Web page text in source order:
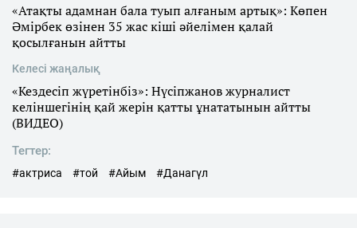
«Атақты адамнан бала туып алғаным артық»: Көпен
Әмірбек өзінен 35 жас кіші әйелімен қалай
қосылғанын айтты
Келесі жаңалық
«Кездесіп жүретінбіз»: Нүсіпжанов журналист
келіншегінің қай жерін қатты ұнататынын айтты
(ВИДЕО)
Тегтер:
#актриса #той #Айым #Данагүл